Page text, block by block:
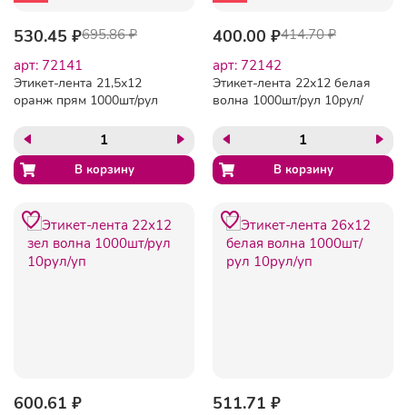
530.45 ₽695.86 ₽
арт: 72141
Этикет-лента 21,5х12
оранж прям 1000шт/рул
400.00 ₽414.70 ₽
арт: 72142
Этикет-лента 22х12 белая
волна 1000шт/рул 10рул/
600.61 ₽ 511.71 ₽